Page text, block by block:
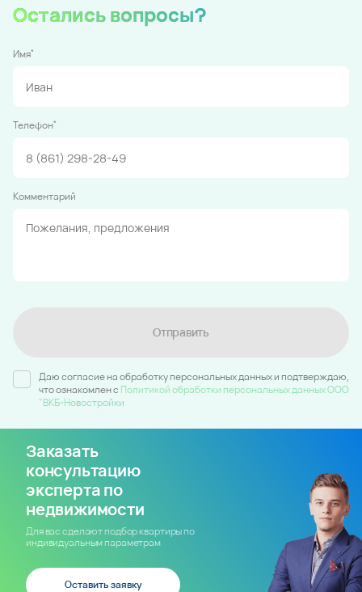
Остались вопросы?
Имя*
Телефон*
Комментарий
Отправить
Даю согласие на обработку персональных данных и подтверждаю,
что ознакомлен c Политикой обработки персональных данных ООО
"ВКБ-Новостройки
Заказать
консультацию
эксперта по
недвижимости
Для вас сделают подбор квартиры по
индивидуальным параметрам
Оставить заявку